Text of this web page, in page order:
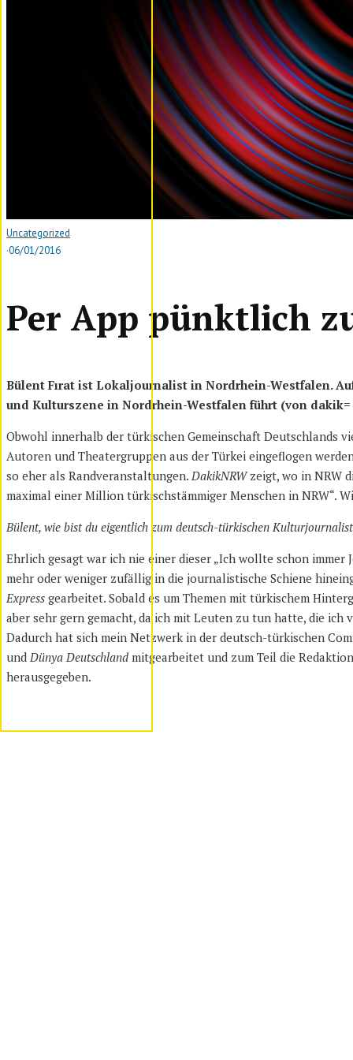
Uncategorized
·06/01/2016
Per App pünktlich
Bülent Fırat ist Lokaljournalist in Nordrhein-Westfalen.
und Kulturszene in Nordrhein-Westfalen führt (von dakik=
Obwohl innerhalb der türkischen Gemeinschaft Deutschlands
Autoren und Theatergruppen aus der Türkei eingeflogen
so eher als Randveranstaltungen.DakikNRWzeigt, wo in NRW
maximal einer Million türkischstämmiger Menschen in NRW“.
Bülent, wie bist du eigentlich zum deutsch-türkischen
Ehrlich gesagt war ich nie einer dieser „Ich wollte schon
mehr oder weniger zufällig in die journalistische Schiene
Express gearbeitet. Sobald es um Themen mit türkischem
aber sehr gern gemacht, da ich mit Leuten zu tun hatte, die
Dadurch hat sich mein Netzwerk in der deutsch-türkischen
undDünya Deutschland mitgearbeitet und zum Teil die
herausgegeben.